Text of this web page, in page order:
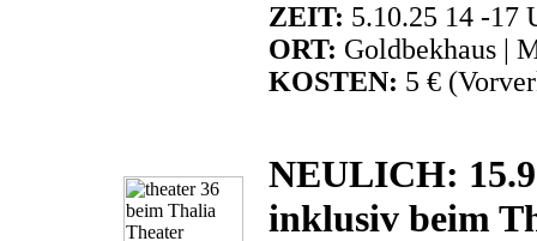
ZEIT: 5.10.25 14 -17
ORT: Goldbekhaus |
KOSTEN: 5 €
NEULICH:
inklusiv beim